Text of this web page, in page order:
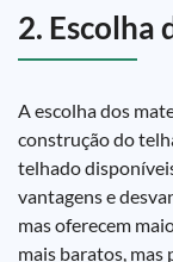
2. Escolha
A escolha dos
construção do
telhado
vantagens e
mas oferecem
mais baratos,